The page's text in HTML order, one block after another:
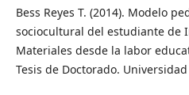
Bess Reyes T. (2014). Modelo
sociocultural del estudiante de
Materiales desde la labor
Tesis de Doctorado.